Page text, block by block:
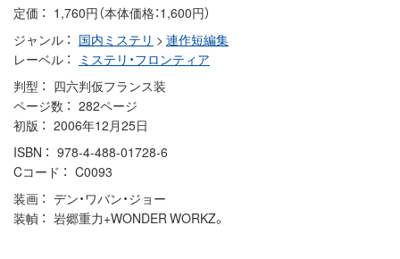
定価
1,760円（本体価格：1,600円）
ジャンル
国内ミステリ > 連作短編集
レーベル
ミステリ・フロンティア
判型
四六判仮フランス装
ページ数
282ページ
初版
2006年12月25日
ISBN
978-4-488-01728-6
Cコード
C0093
装画
デン・ワバン・ジョー
装幀
岩郷重力+WONDER WORKZ。